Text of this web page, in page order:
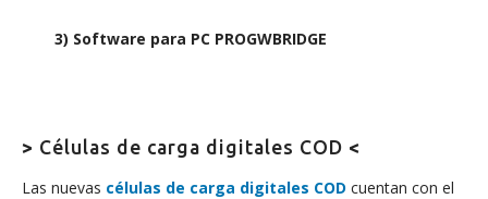
3) Software para PC PROGWBRIDGE
> Células de carga digitales COD <
Las nuevas células de carga digitales COD cuentan con el